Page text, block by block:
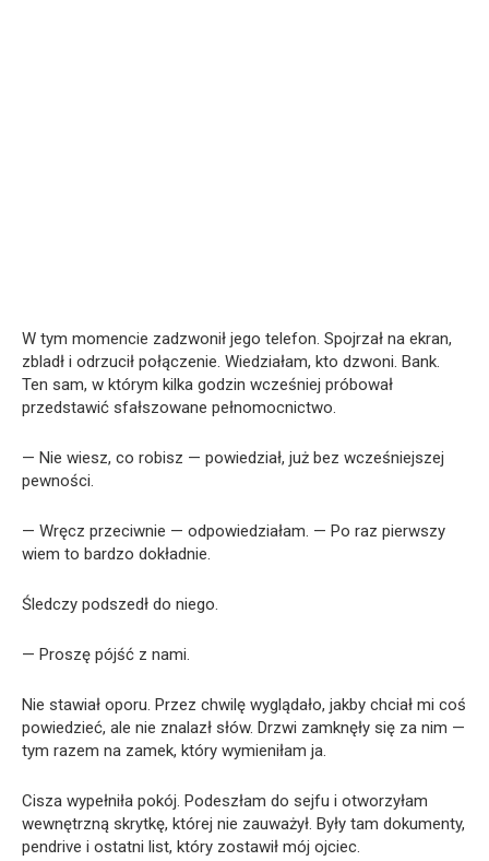
W tym momencie zadzwonił jego telefon. Spojrzał na ekran,
zbladł i odrzucił połączenie. Wiedziałam, kto dzwoni. Bank.
Ten sam, w którym kilka godzin wcześniej próbował
przedstawić sfałszowane pełnomocnictwo.
— Nie wiesz, co robisz — powiedział, już bez wcześniejszej
pewności.
— Wręcz przeciwnie — odpowiedziałam. — Po raz pierwszy
wiem to bardzo dokładnie.
Śledczy podszedł do niego.
— Proszę pójść z nami.
Nie stawiał oporu. Przez chwilę wyglądało, jakby chciał mi coś
powiedzieć, ale nie znalazł słów. Drzwi zamknęły się za nim —
tym razem na zamek, który wymieniłam ja.
Cisza wypełniła pokój. Podeszłam do sejfu i otworzyłam
wewnętrzną skrytkę, której nie zauważył. Były tam dokumenty,
pendrive i ostatni list, który zostawił mój ojciec.